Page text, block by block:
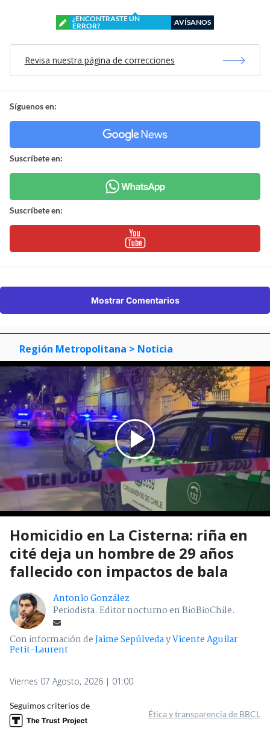
¿ENCONTRASTE UN
ERROR?
AVÍSANOS
Revisa nuestra página de correcciones
Síguenos en:
Suscríbete en:
Suscríbete en:
Mostrar Comentarios
Región Metropolitana > Noticia
Homicidio en La Cisterna: riña en
cité deja un hombre de 29 años
fallecido con impactos de bala
Antonio González
Periodista. Editor nocturno en BioBioChile.
Con información deJaime SepúlvedayVicente Aguilar
Petit-Laurent
Viernes 07 Agosto, 2026 | 01:00
Seguimos criterios de
Ética y transparencia de BBCL